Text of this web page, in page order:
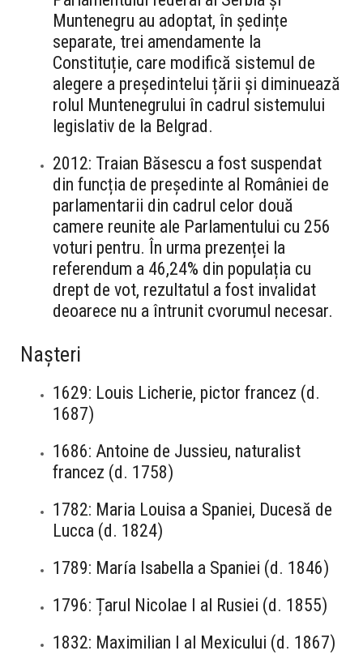
Muntenegru au adoptat, în ședințe
separate, trei amendamente la
Constituție, care modifică sistemul de
alegere a președintelui țării și diminuează
rolul Muntenegrului în cadrul sistemului
legislativ de la Belgrad.
2012: Traian Băsescu a fost suspendat
din funcția de președinte al României de
parlamentarii din cadrul celor două
camere reunite ale Parlamentului cu 256
voturi pentru. În urma prezenței la
referendum a 46,24% din populația cu
drept de vot, rezultatul a fost invalidat
deoarece nu a întrunit cvorumul necesar.
Nașteri
1629: Louis Licherie, pictor francez (d.
1687)
1686: Antoine de Jussieu, naturalist
francez (d. 1758)
1782: Maria Louisa a Spaniei, Ducesă de
Lucca (d. 1824)
1789: María Isabella a Spaniei (d. 1846)
1796: Țarul Nicolae I al Rusiei (d. 1855)
1832: Maximilian I al Mexicului (d. 1867)